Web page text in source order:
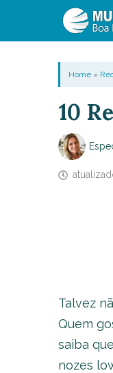
Home»
10
Talvez
Quem
saiba
nozes